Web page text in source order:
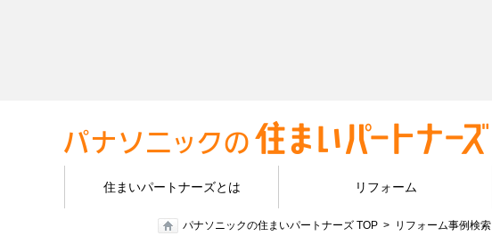
住まいパートナーズとは リフォーム
パナソニックの住まいパートナーズ TOP リフォーム事例検索